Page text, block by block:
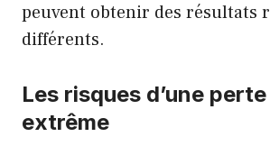
peuvent obtenir des résultats
différents.
Les risques d’une
extrême